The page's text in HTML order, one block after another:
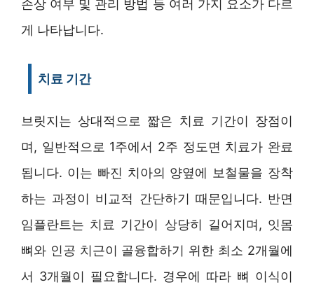
손상 여부 및 관리 방법 등 여러 가지 요소가 다르
게 나타납니다.
치료 기간
브릿지는 상대적으로 짧은 치료 기간이 장점이
며, 일반적으로 1주에서 2주 정도면 치료가 완료
됩니다. 이는 빠진 치아의 양옆에 보철물을 장착
하는 과정이 비교적 간단하기 때문입니다. 반면
임플란트는 치료 기간이 상당히 길어지며, 잇몸
뼈와 인공 치근이 골융합하기 위한 최소 2개월에
서 3개월이 필요합니다. 경우에 따라 뼈 이식이